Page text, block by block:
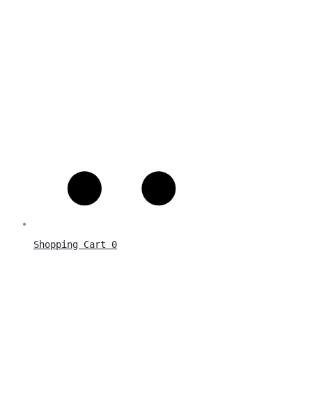
Shopping Cart 0